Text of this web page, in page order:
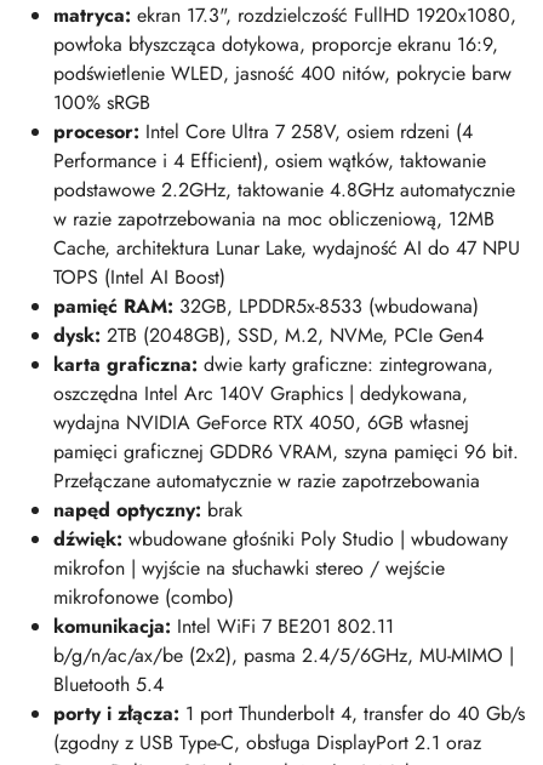
matryca: ekran 17.3", rozdzielczość FullHD 1920x1080,
powłoka błyszcząca dotykowa, proporcje ekranu 16:9,
podświetlenie WLED, jasność 400 nitów, pokrycie barw
100% sRGB
procesor: Intel Core Ultra 7 258V, osiem rdzeni (4
Performance i 4 Efficient), osiem wątków, taktowanie
podstawowe 2.2GHz, taktowanie 4.8GHz automatycznie
w razie zapotrzebowania na moc obliczeniową, 12MB
Cache, architektura Lunar Lake, wydajność AI do 47 NPU
TOPS (Intel AI Boost)
pamięć RAM: 32GB, LPDDR5x-8533 (wbudowana)
dysk: 2TB (2048GB), SSD, M.2, NVMe, PCIe Gen4
karta graficzna: dwie karty graficzne: zintegrowana,
oszczędna Intel Arc 140V Graphics | dedykowana,
wydajna NVIDIA GeForce RTX 4050, 6GB własnej
pamięci graficznej GDDR6 VRAM, szyna pamięci 96 bit.
Przełączane automatycznie w razie zapotrzebowania
napęd optyczny: brak
dźwięk: wbudowane głośniki Poly Studio | wbudowany
mikrofon | wyjście na słuchawki stereo / wejście
mikrofonowe (combo)
komunikacja: Intel WiFi 7 BE201 802.11
b/g/n/ac/ax/be (2x2), pasma 2.4/5/6GHz, MU-MIMO |
Bluetooth 5.4
porty i złącza: 1 port Thunderbolt 4, transfer do 40 Gb/s
(zgodny z USB Type-C, obsługa DisplayPort 2.1 oraz